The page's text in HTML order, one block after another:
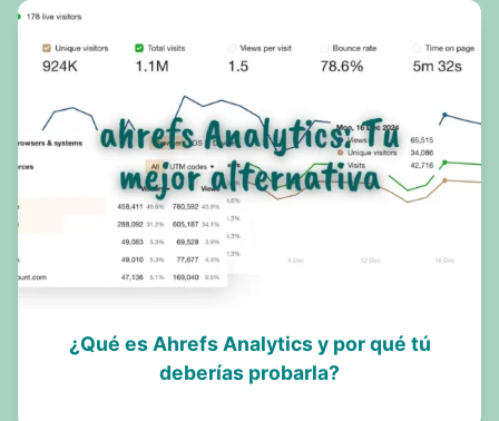
¿Qué es Ahrefs Analytics y por qué tú
deberías probarla?